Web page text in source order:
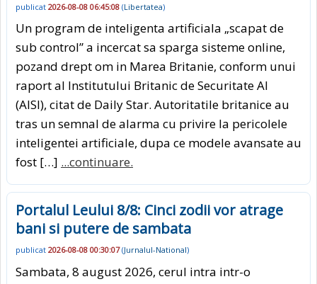
publicat 2026-08-08 06:45:08 (Libertatea)
Un program de inteligenta artificiala „scapat de
sub control” a incercat sa sparga sisteme online,
pozand drept om in Marea Britanie, conform unui
raport al Institutului Britanic de Securitate AI
(AISI), citat de Daily Star. Autoritatile britanice au
tras un semnal de alarma cu privire la pericolele
inteligentei artificiale, dupa ce modele avansate au
fost […] ...continuare.
Portalul Leului 8/8: Cinci zodii vor atrage
bani si putere de sambata
publicat 2026-08-08 00:30:07(Jurnalul-National)
Sambata, 8 august 2026, cerul intra intr-o